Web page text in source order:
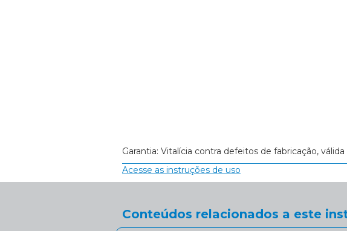
Garantia: Vitalícia contra defeitos de fabricação,
Acesse as instruções de uso
Conteúdos relacionados a este